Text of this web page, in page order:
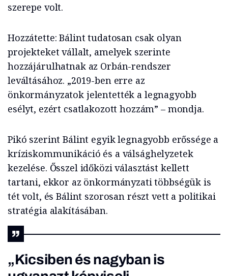
szerepe volt.
Hozzátette: Bálint tudatosan csak olyan
projekteket vállalt, amelyek szerinte
hozzájárulhatnak az Orbán-rendszer
leváltásához. „2019-ben erre az
önkormányzatok jelentették a legnagyobb
esélyt, ezért csatlakozott hozzám” – mondja.
Pikó szerint Bálint egyik legnagyobb erőssége a
kríziskommunikáció és a válsághelyzetek
kezelése. Ősszel időközi választást kellett
tartani, ekkor az önkormányzati többségük is
tét volt, és Bálint szorosan részt vett a politikai
stratégia alakításában.
„Kicsiben és nagyban is